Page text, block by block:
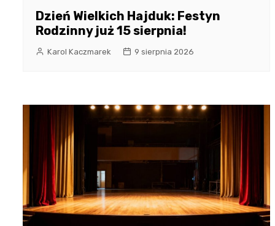
Dzień Wielkich Hajduk: Festyn
Rodzinny już 15 sierpnia!
Karol Kaczmarek 9 sierpnia 2026